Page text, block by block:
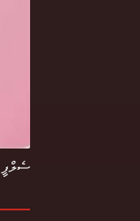
ސެލްފީ